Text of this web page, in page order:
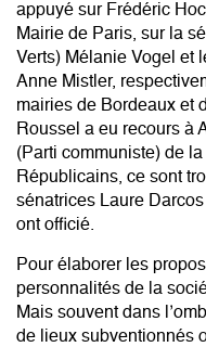
appuyé sur Frédéric
Mairie de Paris, sur la
Verts) Mélanie Vogel et
Anne Mistler,
mairies de Bordeaux et
Roussel a eu recours à
(Parti communiste) de
Républicains, ce sont
sénatrices Laure
ont officié.
Pour élaborer les
personnalités de la
Mais souvent dans
de lieux subventionnés